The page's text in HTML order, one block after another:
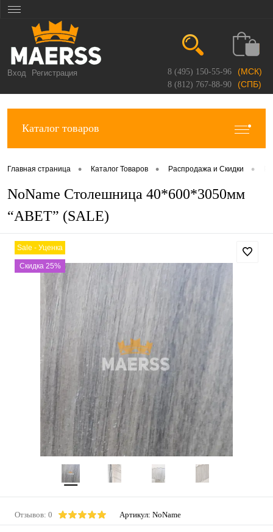
Вход Регистрация 8 (495) 150-55-96 (МСК)
8 (812) 767-88-90 (СПБ)
Каталог товаров
Главная страница • Каталог Товаров • Распродажа и Скидки •
NoName Столешница 40*600*3050мм
“ABET” (SALE)
Sale - Уценка
Скидка 25%
Отзывов: 0 Артикул: NoName